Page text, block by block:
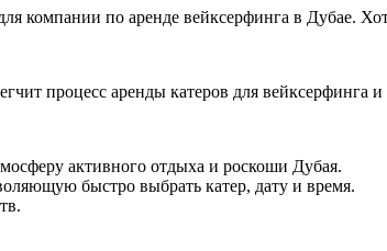
компании по аренде вейксерфинга в Дубае.
процесс аренды катеров для вейксерфинга
активного отдыха и роскоши Дубая.
быстро выбрать катер, дату и время.